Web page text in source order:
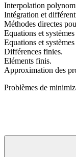
Interpolation
Intégration et
Méthodes directes
Equations et
Equations et
Différences finies.
Eléments finis.
Approximation des
Problèmes de